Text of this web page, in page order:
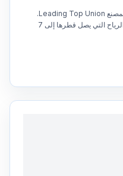
تصنيع شفة برج الرياح - مباشرة من المصنع Leading Top Union.
تصنيع دقيق CNC لحواف أبراج طاقة الرياح التي يصل قطرها إلى 7